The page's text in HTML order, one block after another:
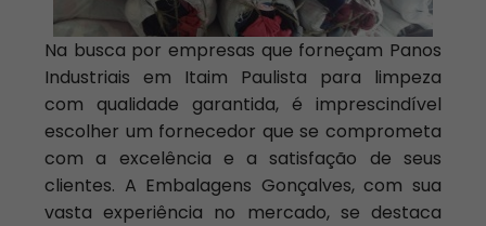
Na busca por empresas que forneçam Panos
Industriais em Itaim Paulista para limpeza
com qualidade garantida, é imprescindível
escolher um fornecedor que se comprometa
com a excelência e a satisfação de seus
clientes. A Embalagens Gonçalves, com sua
vasta experiência no mercado, se destaca